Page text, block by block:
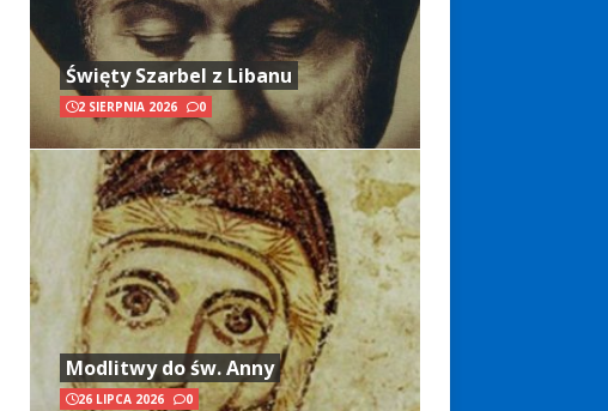
Święty Szarbel z Libanu
2 SIERPNIA 2026 0
Modlitwy do św. Anny
26 LIPCA 2026 0